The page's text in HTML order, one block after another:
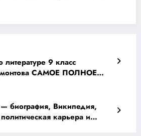
литературе 9 класс
САМОЕ ПОЛНОЕ
биография, Википедия,
карьера и